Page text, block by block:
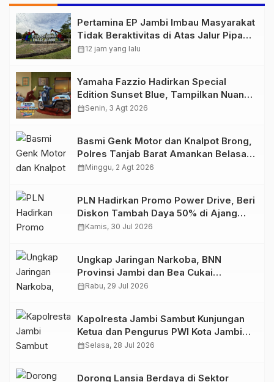
Pertamina EP Jambi Imbau Masyarakat
Tidak Beraktivitas di Atas Jalur Pipa
Migas Demi Keselamatan Bersama
calendar_month12 jam yang lalu
Yamaha Fazzio Hadirkan Special
Edition Sunset Blue, Tampilkan Nuansa
Retro Summer yang Semakin Skena
calendar_monthSenin, 3 Agt 2026
Basmi Genk Motor dan Knalpot Brong,
Polres Tanjab Barat Amankan Belasan
Kendaraan
calendar_monthMinggu, 2 Agt 2026
PLN Hadirkan Promo Power Drive, Beri
Diskon Tambah Daya 50% di Ajang
GIIAS 2026
calendar_monthKamis, 30 Jul 2026
Ungkap Jaringan Narkoba, BNN
Provinsi Jambi dan Bea Cukai
Amankan Sembilan Pelaku beserta
calendar_monthRabu, 29 Jul 2026
Kapolresta Jambi Sambut Kunjungan
Ketua dan Pengurus PWI Kota Jambi
Perkuat Sinergi dan Kolaborasi
calendar_monthSelasa, 28 Jul 2026
Dorong Lansia Berdaya di Sektor